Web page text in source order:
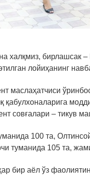
халқмиз, бирлашсак
лойиҳанинг
маслаҳатчиси
қабулхоналарига
совғалари – тикув
100 та,
туманида 105 та,
бир аёл ўз